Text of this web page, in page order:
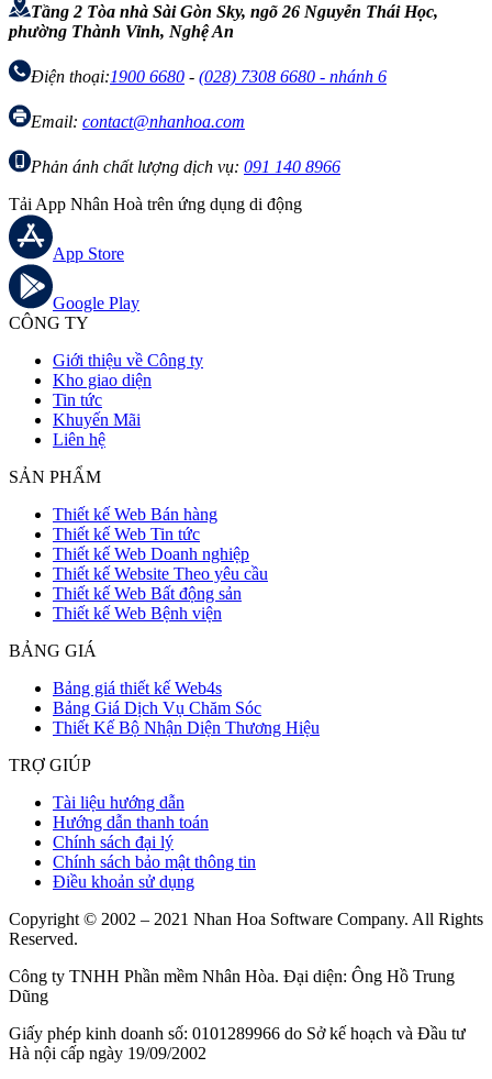
Tầng 2 Tòa nhà Sài Gòn Sky, ngõ 26 Nguyễn Thái Học,
phường Thành Vinh, Nghệ An
Điện thoại:1900 6680 - (028) 7308 6680 - nhánh 6
Email: contact@nhanhoa.com
Phản ánh chất lượng dịch vụ: 091 140 8966
Tải App Nhân Hoà trên ứng dụng di động
App Store
Google Play
CÔNG TY
Giới thiệu về Công ty
Kho giao diện
Tin tức
Khuyến Mãi
Liên hệ
SẢN PHẨM
Thiết kế Web Bán hàng
Thiết kế Web Tin tức
Thiết kế Web Doanh nghiệp
Thiết kế Website Theo yêu cầu
Thiết kế Web Bất động sản
Thiết kế Web Bệnh viện
BẢNG GIÁ
Bảng giá thiết kế Web4s
Bảng Giá Dịch Vụ Chăm Sóc
Thiết Kế Bộ Nhận Diện Thương Hiệu
TRỢ GIÚP
Tài liệu hướng dẫn
Hướng dẫn thanh toán
Chính sách đại lý
Chính sách bảo mật thông tin
Điều khoản sử dụng
Copyright © 2002 – 2021 Nhan Hoa Software Company. All Rights
Reserved.
Công ty TNHH Phần mềm Nhân Hòa. Đại diện: Ông Hồ Trung
Dũng
Giấy phép kinh doanh số: 0101289966 do Sở kế hoạch và Đầu tư
Hà nội cấp ngày 19/09/2002